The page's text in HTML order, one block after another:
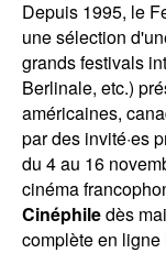
Depuis 1995, le
une sélection
grands festivals
Berlinale, etc.)
américaines,
par des invité·es
du 4 au 16
cinéma
Cinéphiledès
complète en